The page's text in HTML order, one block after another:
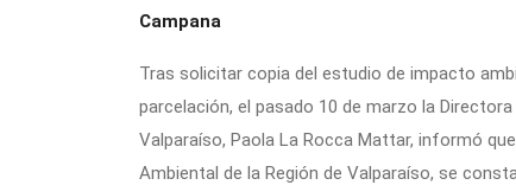
Campana
Tras solicitar copia del estudio de impacto
parcelación, el pasado 10 de marzo la
Valparaíso, Paola La Rocca Mattar, informó
Ambiental de la Región de Valparaíso, se